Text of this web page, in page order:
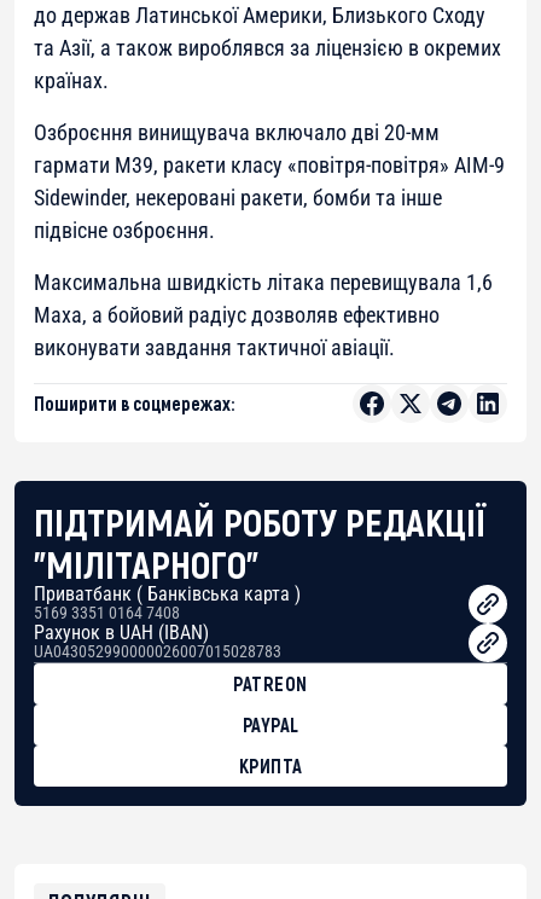
до держав Латинської Америки, Близького Сходу
та Азії, а також вироблявся за ліцензією в окремих
країнах.
Озброєння винищувача включало дві 20-мм
гармати M39, ракети класу «повітря-повітря» AIM-9
Sidewinder, некеровані ракети, бомби та інше
підвісне озброєння.
Максимальна швидкість літака перевищувала 1,6
Маха, а бойовий радіус дозволяв ефективно
виконувати завдання тактичної авіації.
Поширити в соцмережах:
ПІДТРИМАЙ РОБОТУ РЕДАКЦІЇ
"МІЛІТАРНОГО"
Приватбанк ( Банківська карта )
5169 3351 0164 7408
Рахунок в UAH (IBAN)
UA043052990000026007015028783
PATREON
PAYPAL
КРИПТА
0xfD02863D3289416fcF50975c9DFda13623f97758